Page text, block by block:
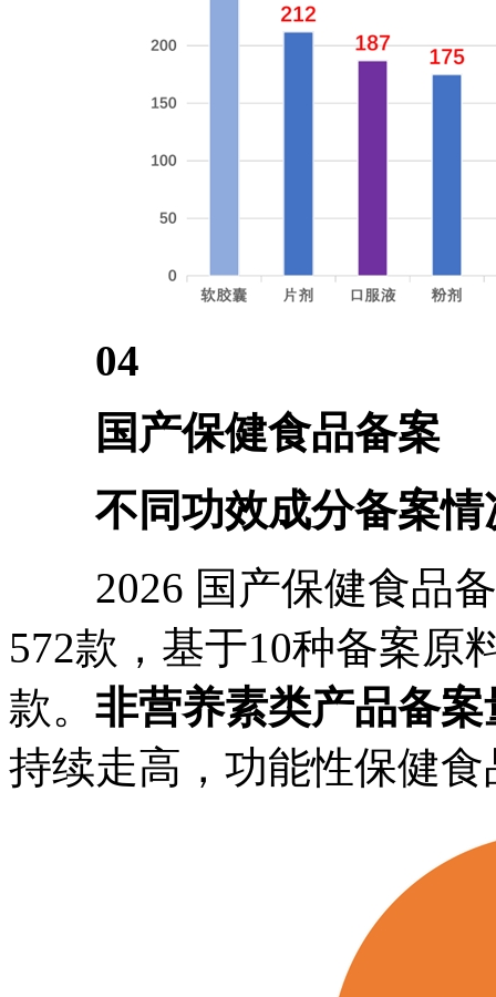
04
国产保健食品备案
不同功效成分备案情
2026 国产保健食品备
572款，基于10种备案原
款。 非营养素类产品备
持续走高，功能性保健